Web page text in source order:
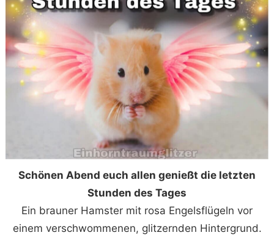
Schönen Abend euch allen genießt die letzten
Stunden des Tages
Ein brauner Hamster mit rosa Engelsflügeln vor
einem verschwommenen, glitzernden Hintergrund.